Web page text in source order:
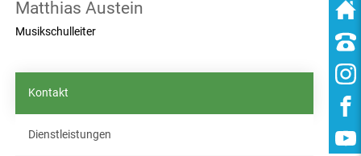
Matthias Austein
Musikschulleiter
Kontakt
Dienstleistungen